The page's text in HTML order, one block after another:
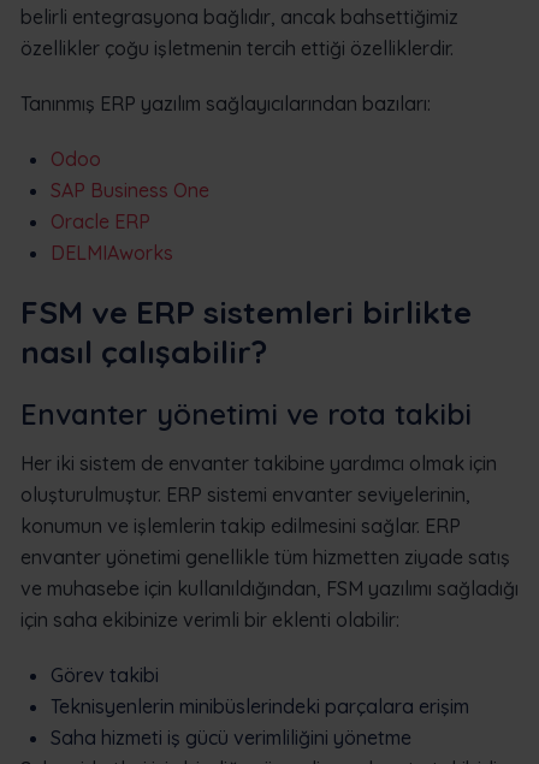
belirli entegrasyona bağlıdır, ancak bahsettiğimiz
özellikler çoğu işletmenin tercih ettiği özelliklerdir.
Tanınmış ERP yazılım sağlayıcılarından bazıları:
Odoo
SAP Business One
Oracle ERP
DELMIAworks
FSM ve ERP sistemleri birlikte
nasıl çalışabilir?
Envanter yönetimi ve rota takibi
Her iki sistem de envanter takibine yardımcı olmak için
oluşturulmuştur. ERP sistemi envanter seviyelerinin,
konumun ve işlemlerin takip edilmesini sağlar. ERP
envanter yönetimi genellikle tüm hizmetten ziyade satış
ve muhasebe için kullanıldığından, FSM yazılımı sağladığı
için saha ekibinize verimli bir eklenti olabilir:
Görev takibi
Teknisyenlerin minibüslerindeki parçalara erişim
Saha hizmeti iş gücü verimliliğini yönetme